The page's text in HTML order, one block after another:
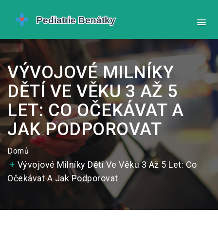
VÝVOJOVÉ MILNÍKY
DĚTÍ VE VĚKU 3 AŽ 5
LET: CO OČEKÁVAT A
JAK PODPOROVAT
Domů
Vývojové Milníky Dětí Ve Věku 3 Až 5 Let: Co
Očekávat A Jak Podporovat